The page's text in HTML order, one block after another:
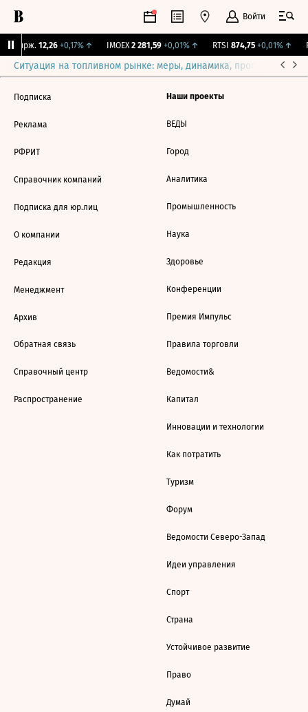
Войти
Бирж. 12,26 +0,17%↑ IMOEX 2 281,59 +0,01%↑ RTSI 874,75 +0,01%↑
Ситуация на топливном рынке: меры, динамика, прогнозы
Подписка
Реклама
РФРИТ
Справочник компаний
Подписка для юр.лиц
О компании
Редакция
Менеджмент
Архив
Обратная связь
Справочный центр
Распространение
Наши проекты
ВЕДЫ
Город
Аналитика
Промышленность
Наука
Здоровье
Конференции
Премия Импульс
Правила торговли
Ведомости&
Капитал
Инновации и технологии
Как потратить
Туризм
Форум
Ведомости Северо-Запад
Идеи управления
Спорт
Страна
Устойчивое развитие
Право
Думай